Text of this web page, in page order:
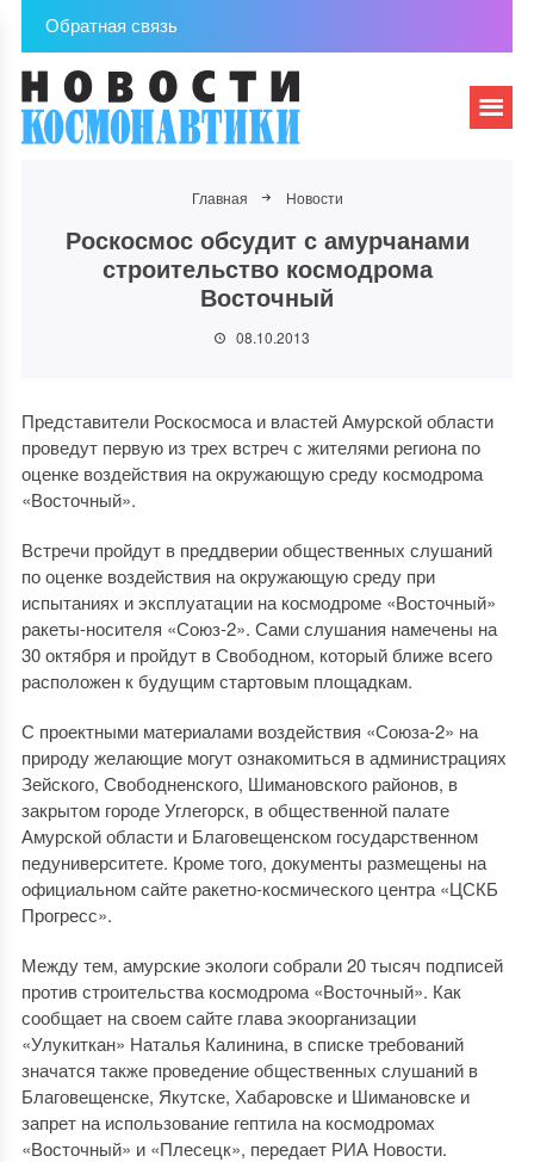
Обратная связь
Главная Новости
Роскосмос обсудит с амурчанами
строительство космодрома
Восточный
08.10.2013
Представители Роскосмоса и властей Амурской области
проведут первую из трех встреч с жителями региона по
оценке воздействия на окружающую среду космодрома
«Восточный».
Встречи пройдут в преддверии общественных слушаний
по оценке воздействия на окружающую среду при
испытаниях и эксплуатации на космодроме «Восточный»
ракеты-носителя «Союз-2». Сами слушания намечены на
30 октября и пройдут в Свободном, который ближе всего
расположен к будущим стартовым площадкам.
С проектными материалами воздействия «Союза-2» на
природу желающие могут ознакомиться в администрациях
Зейского, Свободненского, Шимановского районов, в
закрытом городе Углегорск, в общественной палате
Амурской области и Благовещенском государственном
педуниверситете. Кроме того, документы размещены на
официальном сайте ракетно-космического центра «ЦСКБ
Прогресс».
Между тем, амурские экологи собрали 20 тысяч подписей
против строительства космодрома «Восточный». Как
сообщает на своем сайте глава экоорганизации
«Улукиткан» Наталья Калинина, в списке требований
значатся также проведение общественных слушаний в
Благовещенске, Якутске, Хабаровске и Шимановске и
запрет на использование гептила на космодромах
«Восточный» и «Плесецк», передает РИА Новости.